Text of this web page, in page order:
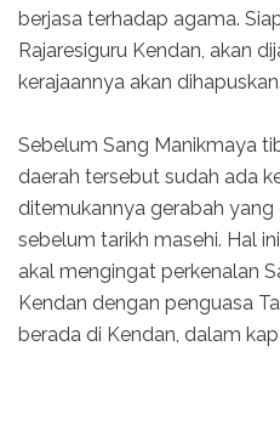
berjasa terhadap agama.
Rajaresiguru Kendan, akan
kerajaannya akan dihapuskan.
Sebelum Sang Manikmaya
daerah tersebut sudah ada
ditemukannya gerabah
sebelum tarikh masehi. Hal
akal mengingat perkenalan
Kendan dengan penguasa
berada di Kendan, dalam